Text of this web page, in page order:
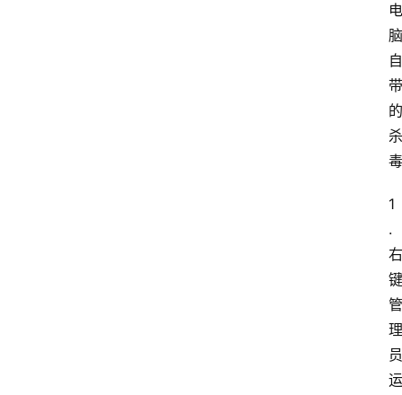
电
脑
自
带
的
杀
毒
1
.
右
键
管
理
员
运